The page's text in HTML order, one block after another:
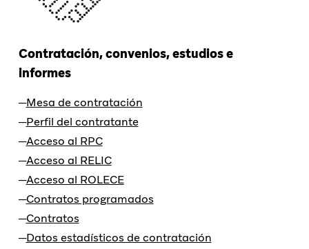
Contratación, convenios, estudios e
informes
Mesa de contratación
Perfil del contratante
Acceso al RPC
Acceso al RELIC
Acceso al ROLECE
Contratos programados
Contratos
Datos estadísticos de contratación